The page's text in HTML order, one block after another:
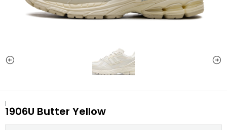
|
1906U Butter Yellow